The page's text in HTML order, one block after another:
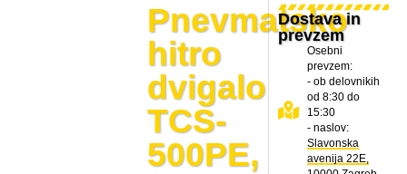
Pnevmatsko
hitro
dvigalo
TCS-
500PE,
Dostava in
prevzem
Osebni
prevzem:
- ob delovnikih
od 8:30 do
15:30
- naslov:
Slavonska
avenija 22E,